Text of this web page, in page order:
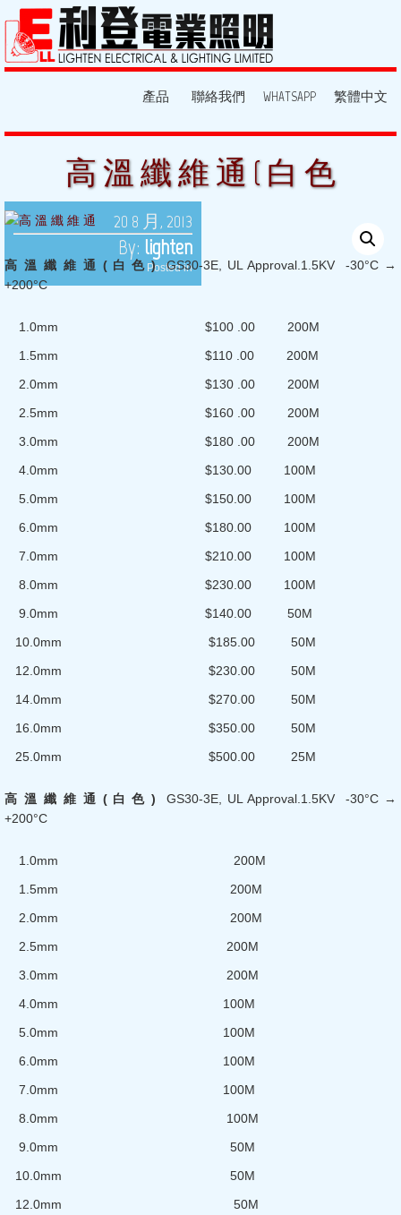
產品 聯絡我們 WHATSAPP 繁體中文
高 溫 纖 維 通 ( 白 色
20 8 月, 2013
By: lighten
Posted in
高 溫 纖 維 通 ( 白色 )GS30-3E, UL Approval.1.5KV -30°C →
+200°C
1.0mm $100 .00 200M
1.5mm $110 .00 200M
2.0mm $130 .00 200M
2.5mm $160 .00 200M
3.0mm $180 .00 200M
4.0mm $130.00 100M
5.0mm $150.00 100M
6.0mm $180.00 100M
7.0mm $210.00 100M
8.0mm $230.00 100M
9.0mm $140.00 50M
10.0mm $185.00 50M
12.0mm $230.00 50M
14.0mm $270.00 50M
16.0mm $350.00 50M
25.0mm $500.00 25M
高 溫 纖 維 通 ( 白色 )GS30-3E, UL Approval.1.5KV -30°C →
+200°C
1.0mm 200M
1.5mm 200M
2.0mm 200M
2.5mm 200M
3.0mm 200M
4.0mm 100M
5.0mm 100M
6.0mm 100M
7.0mm 100M
8.0mm 100M
9.0mm 50M
10.0mm 50M
12.0mm 50M